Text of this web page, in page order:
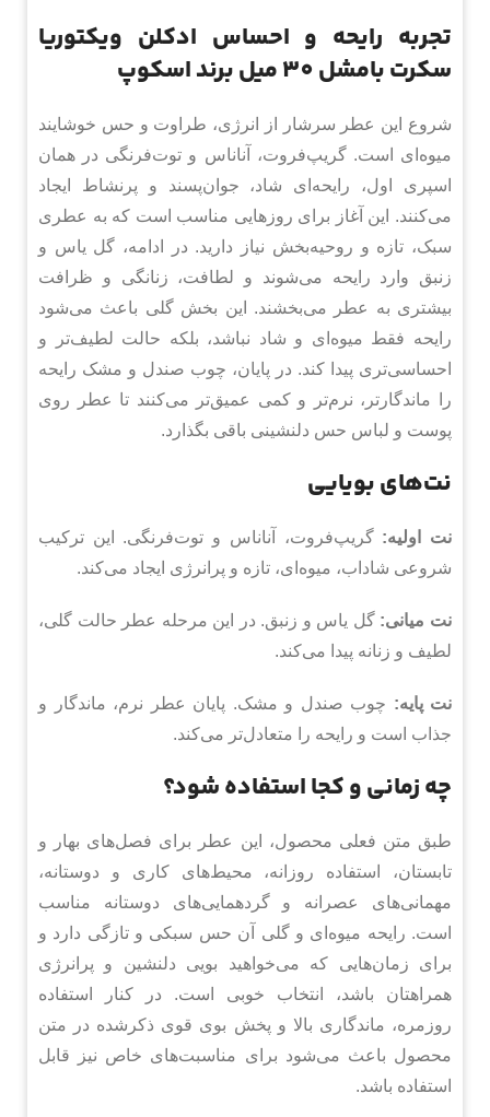
تجربه رایحه و احساس ادکلن ویکتوریا
سکرت بامشل 30 میل برند اسکوپ
شروع این عطر سرشار از انرژی، طراوت و حس خوشایند
میوه‌ای است. گریپ‌فروت، آناناس و توت‌فرنگی در همان
اسپری اول، رایحه‌ای شاد، جوان‌پسند و پرنشاط ایجاد
می‌کنند. این آغاز برای روزهایی مناسب است که به عطری
سبک، تازه و روحیه‌بخش نیاز دارید. در ادامه، گل یاس و
زنبق وارد رایحه می‌شوند و لطافت، زنانگی و ظرافت
بیشتری به عطر می‌بخشند. این بخش گلی باعث می‌شود
رایحه فقط میوه‌ای و شاد نباشد، بلکه حالت لطیف‌تر و
احساسی‌تری پیدا کند. در پایان، چوب صندل و مشک رایحه
را ماندگارتر، نرم‌تر و کمی عمیق‌تر می‌کنند تا عطر روی
پوست و لباس حس دلنشینی باقی بگذارد.
نت‌های بویایی
نت اولیه: گریپ‌فروت، آناناس و توت‌فرنگی. این ترکیب
شروعی شاداب، میوه‌ای، تازه و پرانرژی ایجاد می‌کند.
نت میانی: گل یاس و زنبق. در این مرحله عطر حالت گلی،
لطیف و زنانه پیدا می‌کند.
نت پایه: چوب صندل و مشک. پایان عطر نرم، ماندگار و
جذاب است و رایحه را متعادل‌تر می‌کند.
چه زمانی و کجا استفاده شود؟
طبق متن فعلی محصول، این عطر برای فصل‌های بهار و
تابستان، استفاده روزانه، محیط‌های کاری و دوستانه،
مهمانی‌های عصرانه و گردهمایی‌های دوستانه مناسب
است. رایحه میوه‌ای و گلی آن حس سبکی و تازگی دارد و
برای زمان‌هایی که می‌خواهید بویی دلنشین و پرانرژی
همراهتان باشد، انتخاب خوبی است. در کنار استفاده
روزمره، ماندگاری بالا و پخش بوی قوی ذکرشده در متن
محصول باعث می‌شود برای مناسبت‌های خاص نیز قابل
استفاده باشد.